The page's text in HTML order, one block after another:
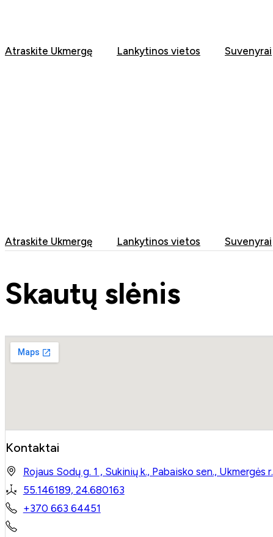
Atraskite Ukmergę Lankytinos vietos Suvenyrai
Atraskite Ukmergę Lankytinos vietos Suvenyrai
Skautų slėnis
Kontaktai
Rojaus Sodų g. 1 , Sukinių k., Pabaisko sen., Ukmergės r.
55.146189, 24.680163
+370 663 64451